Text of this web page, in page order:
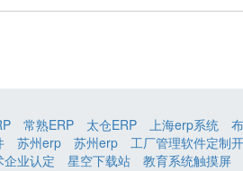
常熟ERP 太仓ERP 上海erp系统
苏州erp 苏州erp 工厂管理软件定制
企业认定 星空下载站 教育系统触摸屏